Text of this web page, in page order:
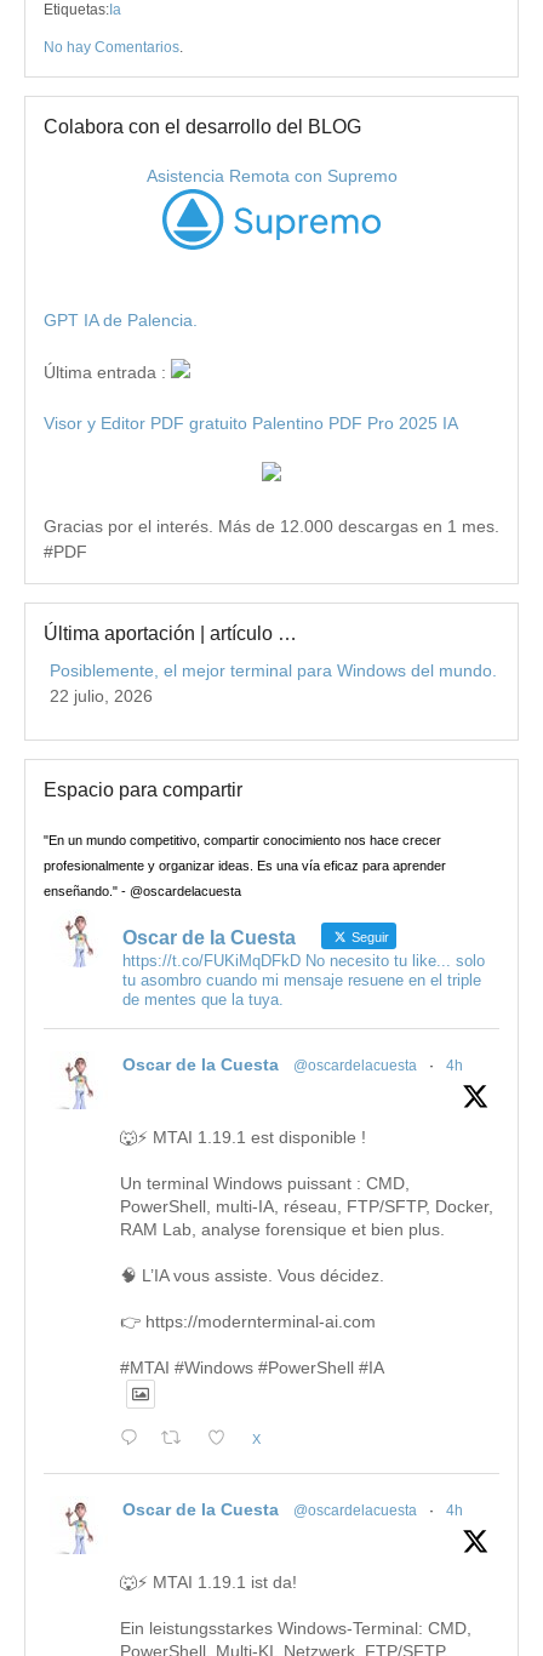
Etiquetas: Ia
No hay Comentarios.
Colabora con el desarrollo del BLOG
Asistencia Remota con Supremo
GPT IA de Palencia.
Última entrada :
Visor y Editor PDF gratuito Palentino PDF Pro 2025 IA
Gracias por el interés. Más de 12.000 descargas en 1 mes.
#PDF
Última aportación | artículo …
Posiblemente, el mejor terminal para Windows del mundo.
22 julio, 2026
Espacio para compartir
"En un mundo competitivo, compartir conocimiento nos hace crecer
profesionalmente y organizar ideas. Es una vía eficaz para aprender
enseñando." - @oscardelacuesta
Oscar de la Cuesta Seguir
https://t.co/FUKiMqDFkD No necesito tu like... solo
tu asombro cuando mi mensaje resuene en el triple
de mentes que la tuya.
Oscar de la Cuesta @oscardelacuesta · 4h
🐺⚡ MTAI 1.19.1 est disponible !
Un terminal Windows puissant : CMD,
PowerShell, multi-IA, réseau, FTP/SFTP, Docker,
RAM Lab, analyse forensique et bien plus.
🧠 L’IA vous assiste. Vous décidez.
👉 https://modernterminal-ai.com
#MTAI #Windows #PowerShell #IA
X
Oscar de la Cuesta @oscardelacuesta · 4h
🐺⚡ MTAI 1.19.1 ist da!
Ein leistungsstarkes Windows-Terminal: CMD,
PowerShell, Multi-KI, Netzwerk, FTP/SFTP,